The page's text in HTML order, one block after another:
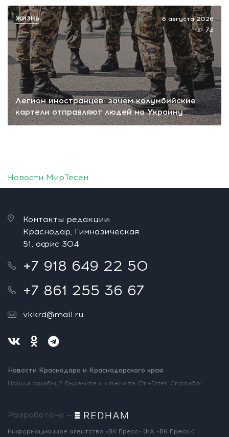
Легион иностранцев: зачем колумбийские
картели отправляют людей на Украину
6 августа 2026
73
ЖИЗНЬ
Новости МирТесен
Контакты редакции:
Краснодар, Гимназическая
51, офис 304
+7 918 649 22 50
+7 861 255 36 67
vkkrd@mail.ru
Новости Краснодара и Краснодарского края
Нашли ошибку? Выделите и нажмите Ctrl+Enter. Спасибо!
Разработано —
Информационное агентство «ВК Пресс» (ИА «ВК Пресс»)